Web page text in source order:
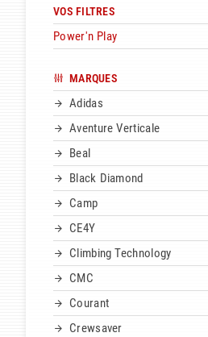
VOS FILTRES
Power'n Play
MARQUES
Adidas
Aventure Verticale
Beal
Black Diamond
Camp
CE4Y
Climbing Technology
CMC
Courant
Crewsaver